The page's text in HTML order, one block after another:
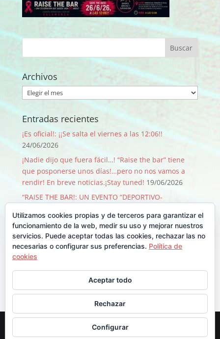
Archivos
Archivos
Entradas recientes
¡Es oficial!: ¡¡Se salta el viernes a las 12:06!!
24/06/2026
¡Nadie dijo que fuera fácil…! “Raise the bar” tiene
que posponerse unos días!…pero no nos vamos a
rendir! En breve noticias.¡Stay tuned! 19/06/2026
“RAISE THE BAR!: UN EVENTO “DEPORTIVO-
AÑOS! 09/06/2026
¡GRACIAS, GRACIAS …Y GRACIAS! 29/08/2025
Llegó Junio y con él la Backyard!! 30/06/2025
Comentarios recientes
Elegant Themes| Desarrollado por
WordPress
Utilizamos cookies propias y de terceros para garantizar el
funcionamiento de la web, medir su uso y mejorar nuestros
servicios. Puede aceptar todas las cookies, rechazar las no
necesarias o configurar sus preferencias. Política de
cookies
Aceptar todo
Rechazar
Configurar